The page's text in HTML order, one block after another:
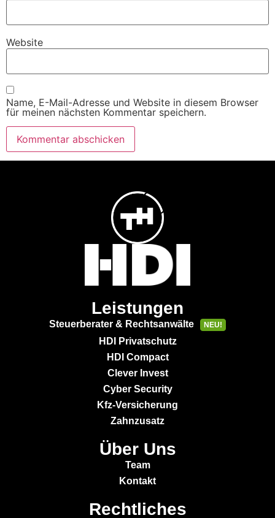
Website
Name, E-Mail-Adresse und Website in diesem Browser
für meinen nächsten Kommentar speichern.
Leistungen
Steuerberater & Rechtsanwälte NEU!
HDI Privatschutz
HDI Compact
Clever Invest
Cyber Security
Kfz-Versicherung
Zahnzusatz
Über Uns
Team
Kontakt
Rechtliches